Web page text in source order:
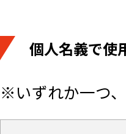
個人名義で使
※いずれか一つ